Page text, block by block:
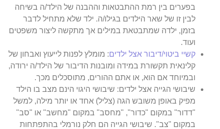
בפערים בין רמת ההתבטאות וההבנה של הילד/ה בשיחה
לבין זו של שאר הילדים בגילו/ה. ילד שלא מתחיל לדבר
בזמן, ילדה שמתבטאת במילים אך מתקשה ליצור משפטים
ועוד.
קשיי ביטוי/דיבור אצל ילדים: מומלץ לפנות לייעוץ ואבחון של
קלינאית תקשורת במידה ומובנות הדיבור של הילד/ה ירודה,
ובמיוחד אם הוא, או אתם ההורים, מתוסכלים מכך.
שיבושי הגייה אצל ילדים: שיבושי היגוי הינם מצב בו הילד
מפיק באופן משובש הגה (צליל) אחד או יותר מילה, למשל
"דדור" במקום "כדור", "מחסב" במקום "מחשב" או "סב"
במקום "צב". שיבושי הגייה הם חלק נורמלי בהתפתחות